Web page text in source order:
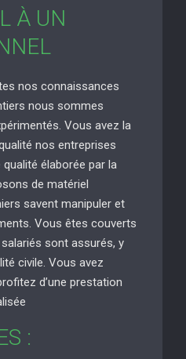
À UN
nos connaissances
nous sommes
Vous avez la
nos entreprises
élaborée par la
de matériel
savent manipuler et
Vous êtes couverts
sont assurés, y
civile. Vous avez
d’une prestation
: